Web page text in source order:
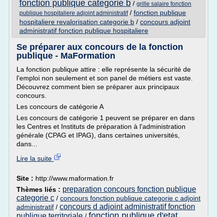
fonction publique categorie b / grille salaire fonction
publique hospitaliere adjoint administratif/ fonction publique
hospitaliere revalorisation categorie b / concours adjoint
administratif fonction publique hospitaliere
Se préparer aux concours de la fonction
publique - MaFormation
La fonction publique attire : elle représente la sécurité de
l'emploi non seulement et son panel de métiers est vaste.
Découvrez comment bien se préparer aux principaux
concours.
Les concours de catégorie A
Les concours de catégorie 1 peuvent se préparer en dans
les Centres et Instituts de préparation à l'administration
générale (CPAG et IPAG), dans certaines universités,
dans...
Lire la suite
Site : http://www.maformation.fr
Thèmes liés : preparation concours fonction publique
categorie c / concours fonction publique categorie c adjoint
administratif / concours d adjoint administratif fonction